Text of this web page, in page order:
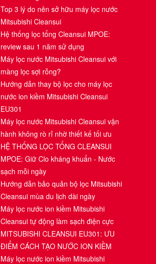
Top 3 lý do nên sở hữu máy lọc nước
Mitsubishi Cleansui
Hệ thống lọc tổng Cleansui MPOE:
review sau 1 năm sử dụng
Máy lọc nước Mitsubishi Cleansui với
màng lọc sợi rỗng?
Hướng dẫn thay bộ lọc cho máy lọc
nước ion kiềm Mitsubishi Cleansui
EU301
Máy lọc nước Mitsubishi Cleansui vận
hành không rò rỉ nhờ thiết kế tối ưu
HỆ THỐNG LỌC TỔNG CLEANSUI
MPOE: Giữ Clo kháng khuẩn - Nước
sạch mỗi ngày
Hướng dẫn bảo quản bộ lọc Mitsubishi
Cleansui mùa du lịch dài ngày
Máy lọc nước ion kiềm Mitsubishi
Cleansui tự động làm sạch điện cực
MITSUBISHI CLEANSUI EU301: ƯU
ĐIỂM CÁCH TẠO NƯỚC ION KIỀM
Máy lọc nước ion kiềm Mitsubishi